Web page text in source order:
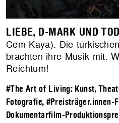
LIEBE, D-MARK UND TOD
Cem Kaya). Die
brachten ihre Musik mit.
Reichtum!
#The Art of Living: Kunst,
Fotografie, #Preisträger.innen-
Dokumentarfilm-